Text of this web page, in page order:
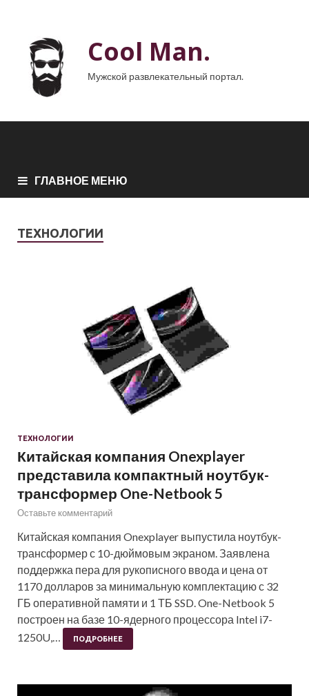
Cool Man.
Мужской развлекательный портал.
ГЛАВНОЕ МЕНЮ
ТЕХНОЛОГИИ
ТЕХНОЛОГИИ
Китайская компания Onexplayer
представила компактный ноутбук-
трансформер One-Netbook 5
Оставьте комментарий
Китайская компания Onexplayer выпустила ноутбук-
трансформер с 10-дюймовым экраном. Заявлена
поддержка пера для рукописного ввода и цена от
1170 долларов за минимальную комплектацию с 32
ГБ оперативной памяти и 1 ТБ SSD. One-Netbook 5
построен на базе 10-ядерного процессора Intel i7-
1250U,…
ПОДРОБНЕЕ